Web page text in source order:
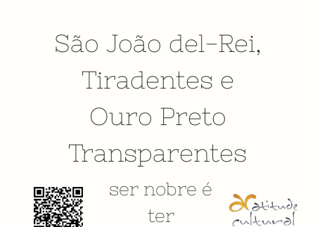
São João del-Rei,
Tiradentes e
Ouro Preto
Transparentes
ser nobre é
ter